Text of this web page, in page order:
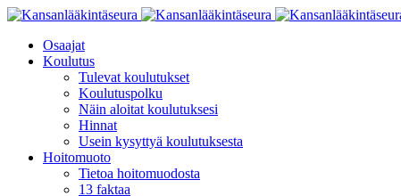
Osaajat
Koulutus
Tulevat koulutukset
Koulutuspolku
Näin aloitat koulutuksesi
Hinnat
Usein kysyttyä koulutuksesta
Hoitomuoto
Tietoa hoitomuodosta
13 faktaa